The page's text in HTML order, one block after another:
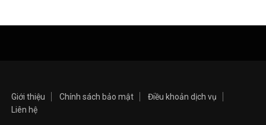
Giới thiệu Chính sách bảo mật
Điều khoản dịch vụ
Liên hệ